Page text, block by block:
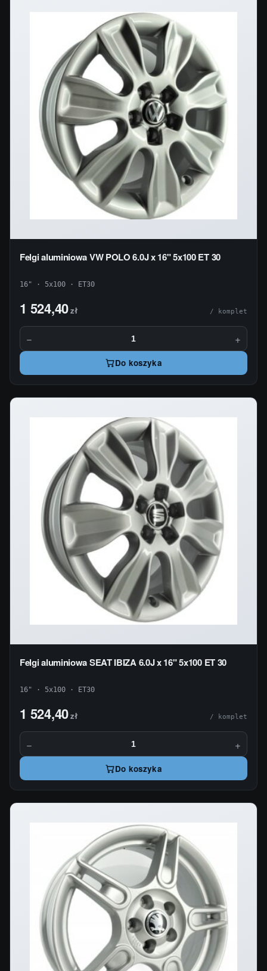
Felgi aluminiowa VW POLO 6.0J x 16" 5x100 ET 30
16" · 5x100 · ET30
1 524,40zł / komplet
− +
Do koszyka
Felgi aluminiowa SEAT IBIZA 6.0J x 16" 5x100 ET 30
16" · 5x100 · ET30
1 524,40zł / komplet
− +
Do koszyka